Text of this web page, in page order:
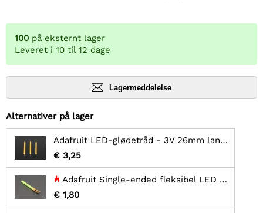
100 på eksternt lager
Leveret i 10 til 12 dage
Lagermeddelelse
Alternativer på lager
Adafruit LED-glødetråd - 3V 26mm lang - varm hvid 3-pak
€ 3,25
Adafruit Single-ended fleksibel LED filament - 3V 25 mm lang - Grøn
€ 1,80